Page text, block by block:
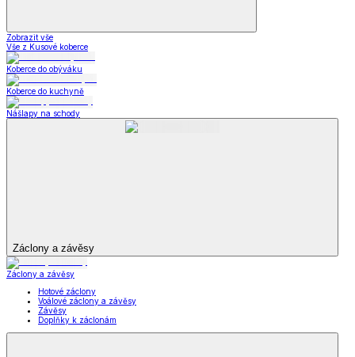
Zobrazit vše
Vše z Kusové koberce
Koberce do obýváku
Koberce do kuchyně
Nášlapy na schody
Záclony a závěsy
Záclony a závěsy
Hotové záclony
Voálové záclony a závěsy
Závěsy
Doplňky k záclonám